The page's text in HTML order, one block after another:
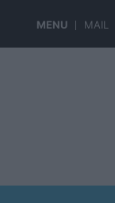
MENU MAIL